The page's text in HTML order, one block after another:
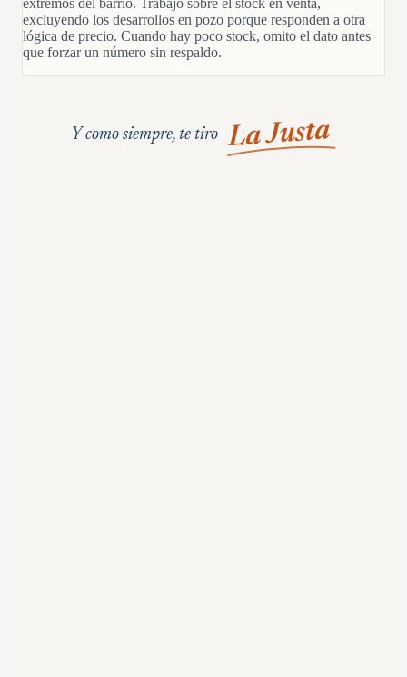
extremos del barrio. Trabajo sobre el stock en venta,
excluyendo los desarrollos en pozo porque responden a otra
lógica de precio. Cuando hay poco stock, omito el dato antes
que forzar un número sin respaldo.
Y como siempre, te tiro La Justa